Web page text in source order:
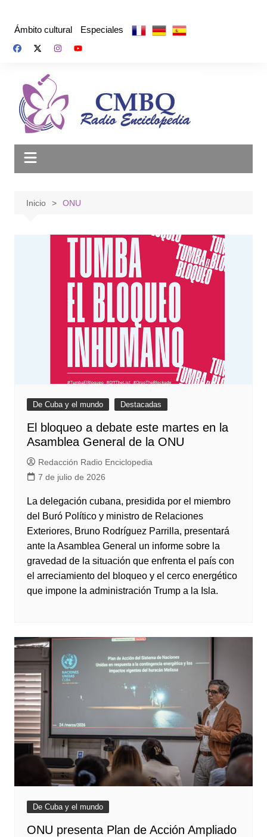
Ámbito cultural Especiales
Inicio ONU
De Cuba y el mundo Destacadas
El bloqueo a debate este martes en la
Asamblea General de la ONU
Redacción Radio Enciclopedia
7 de julio de 2026
La delegación cubana, presidida por el miembro
del Buró Político y ministro de Relaciones
Exteriores, Bruno Rodríguez Parrilla, presentará
ante la Asamblea General un informe sobre la
gravedad de la situación que enfrenta el país con
el arreciamiento del bloqueo y el cerco energético
que impone la administración Trump a la Isla.
De Cuba y el mundo
ONU presenta Plan de Acción Ampliado